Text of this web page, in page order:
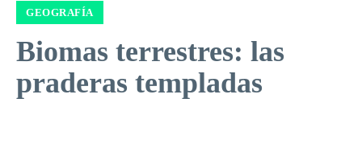
GEOGRAFÍA
Biomas terrestres: las
praderas templadas